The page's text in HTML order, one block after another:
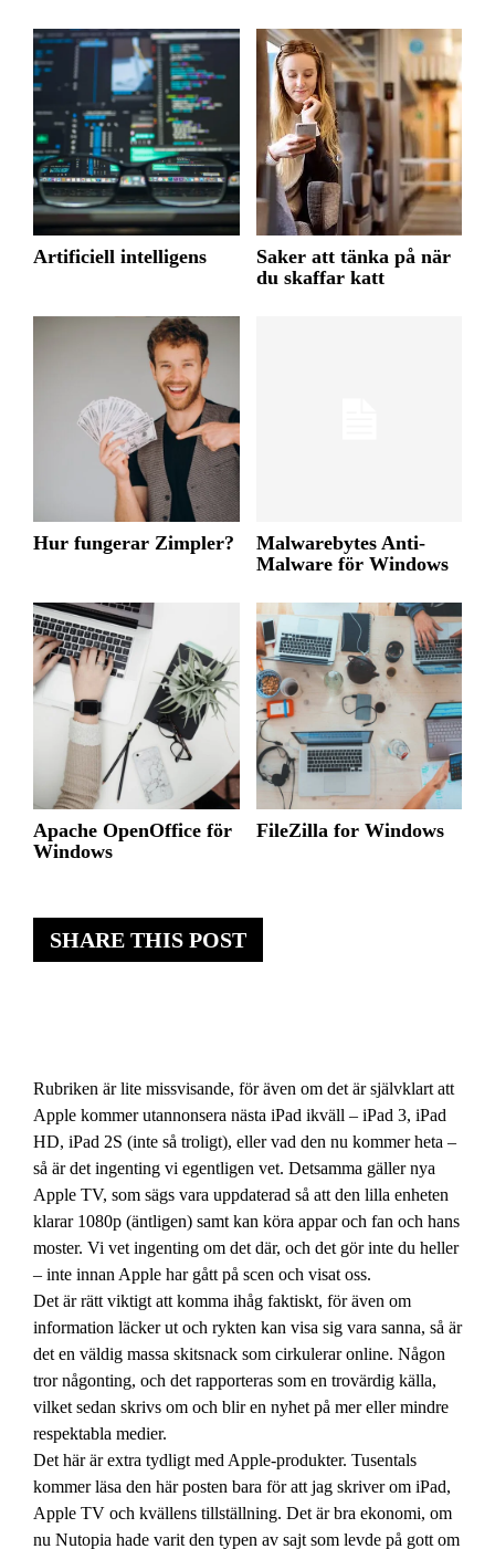
SHARE THIS POST
Rubriken är lite missvisande, för även om det är självklart att
Apple kommer utannonsera nästa iPad ikväll – iPad 3, iPad
HD, iPad 2S (inte så troligt), eller vad den nu kommer heta –
så är det ingenting vi egentligen vet. Detsamma gäller nya
Apple TV, som sägs vara uppdaterad så att den lilla enheten
klarar 1080p (äntligen) samt kan köra appar och fan och hans
moster. Vi vet ingenting om det där, och det gör inte du heller
– inte innan Apple har gått på scen och visat oss.
Det är rätt viktigt att komma ihåg faktiskt, för även om
information läcker ut och rykten kan visa sig vara sanna, så är
det en väldig massa skitsnack som cirkulerar online. Någon
tror någonting, och det rapporteras som en trovärdig källa,
vilket sedan skrivs om och blir en nyhet på mer eller mindre
respektabla medier.
Det här är extra tydligt med Apple-produkter. Tusentals
kommer läsa den här posten bara för att jag skriver om iPad,
Apple TV och kvällens tillställning. Det är bra ekonomi, om
nu Nutopia hade varit den typen av sajt som levde på gott om
Artificiell intelligens
Saker att tänka på när
du skaffar katt
Hur fungerar Zimpler?
Malwarebytes Anti-
Malware för Windows
Apache OpenOffice för
Windows
FileZilla for Windows